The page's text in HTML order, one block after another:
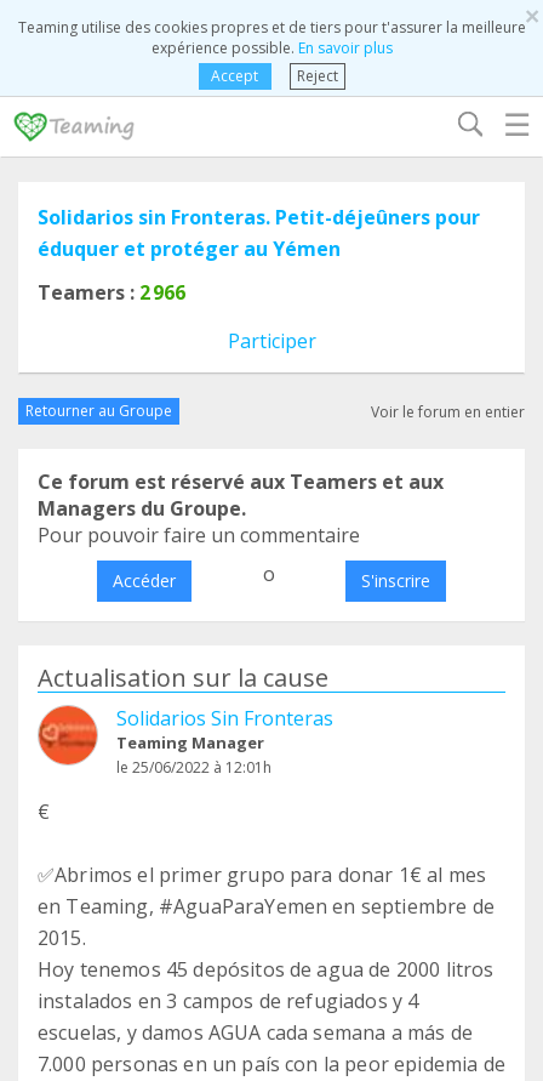
×
Teaming utilise des cookies propres et de tiers pour t'assurer la meilleure
expérience possible. En savoir plus
Accept
Reject
☰
Solidarios sin Fronteras. Petit-déjeûners pour
éduquer et protéger au Yémen
Teamers : 2 966
Participer
Retourner au Groupe Voir le forum en entier
Ce forum est réservé aux Teamers et aux
Managers du Groupe.
Pour pouvoir faire un commentaire
Accéder o S'inscrire
Actualisation sur la cause
Solidarios Sin Fronteras
Teaming Manager
le 25/06/2022 à 12:01h
€
✅Abrimos el primer grupo para donar 1€ al mes
en Teaming, #AguaParaYemen en septiembre de
2015.
Hoy tenemos 45 depósitos de agua de 2000 litros
instalados en 3 campos de refugiados y 4
escuelas, y damos AGUA cada semana a más de
7.000 personas en un país con la peor epidemia de